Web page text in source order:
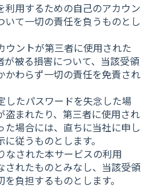
利用するための自己のアカウン
いて一切の責任を負うものとし
ウントが第三者に使用された
が被る損害について、当該受領
かわらず一切の責任を免責され
したパスワードを失念した場
盗まれたり、第三者に使用され
た場合には、直ちに当社に申し
従うものとします。
なされた本サービスの利用
されたものとみなし、当該受領
負担するものとします。